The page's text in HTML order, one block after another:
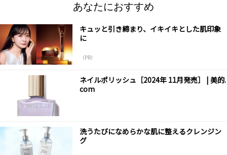
あなたにおすすめ
キュッと引き締まり、イキイキとした肌印象
に
（PR）
ネイルポリッシュ［2024年 11月発売］ | 美的.
com
洗うたびになめらかな肌に整えるクレンジン
グ